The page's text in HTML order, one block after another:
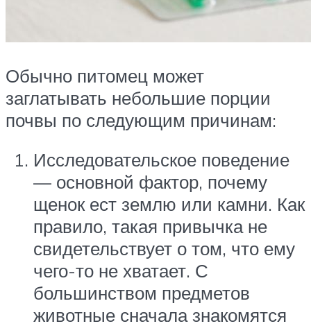
Обычно питомец может
заглатывать небольшие порции
почвы по следующим причинам:
Исследовательское поведение
— основной фактор, почему
щенок ест землю или камни. Как
правило, такая привычка не
свидетельствует о том, что ему
чего-то не хватает. С
большинством предметов
животные сначала знакомятся